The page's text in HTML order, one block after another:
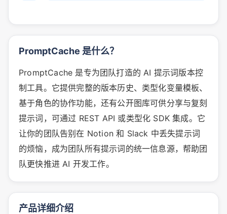
PromptCache 是什么？
PromptCache 是专为团队打造的 AI 提示词版本控
制工具。它提供完整的版本历史、类型化变量模板、
基于角色的协作功能，还有公开图库可供分享与复刻
提示词，可通过 REST API 或类型化 SDK 集成。它
让你的团队告别在 Notion 和 Slack 中丢失提示词
的烦恼，成为团队所有提示词的统一信息源，帮助团
队更快推进 AI 开发工作。
产品详细介绍